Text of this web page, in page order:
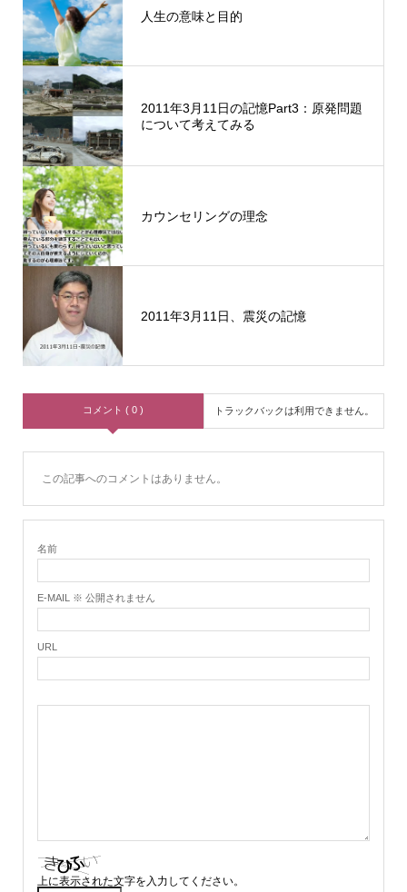
人生の意味と目的
2011年3月11日の記憶Part3：原発問題
について考えてみる
カウンセリングの理念
2011年3月11日、震災の記憶
コメント ( 0 ) トラックバックは利用できません。
この記事へのコメントはありません。
名前
E-MAIL ※ 公開されません
URL
上に表示された文字を入力してください。